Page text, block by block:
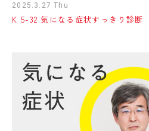
2025.3.27 Thu
K 5-32 気になる症状すっきり診断